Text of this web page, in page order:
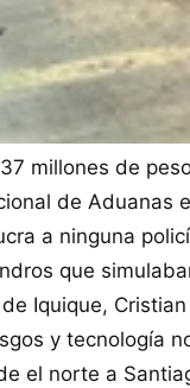
millones de
de Aduanas
a ninguna
que
Iquique,
y tecnología
el norte a